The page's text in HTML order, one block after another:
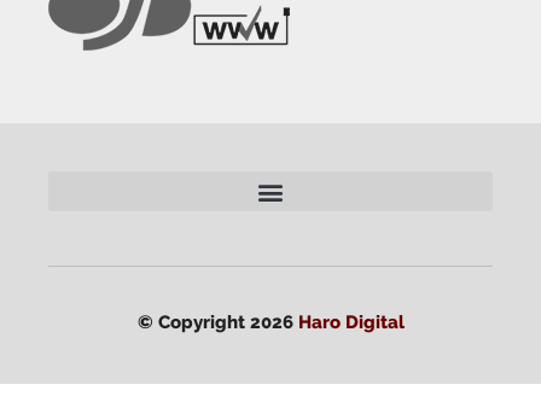
© Copyright 2026 Haro Digital